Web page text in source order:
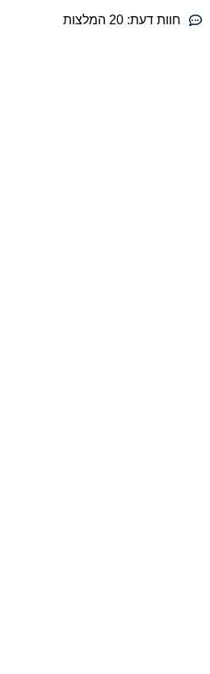
חוות דעת: 20 המלצות